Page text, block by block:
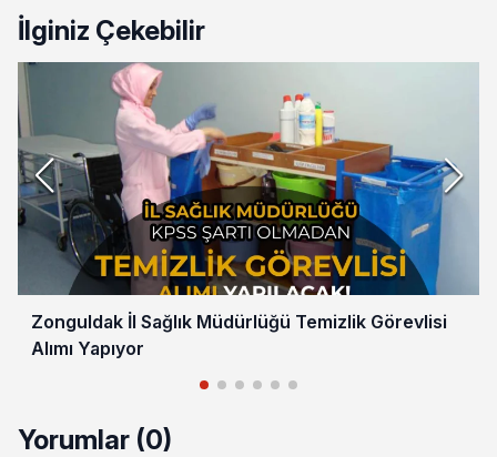
İlginiz Çekebilir
Zonguldak İl Sağlık Müdürlüğü Temizlik Görevlisi
Alımı Yapıyor
Yorumlar (0)